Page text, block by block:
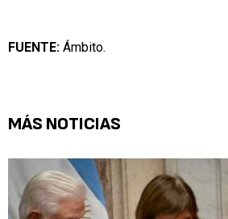
FUENTE: Ámbito.
MÁS NOTICIAS